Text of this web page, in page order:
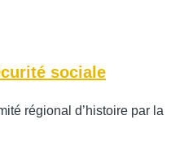
sociale
régional d’histoire par la